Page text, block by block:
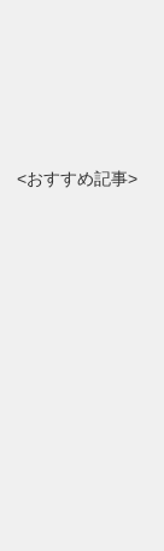
<おすすめ記事>